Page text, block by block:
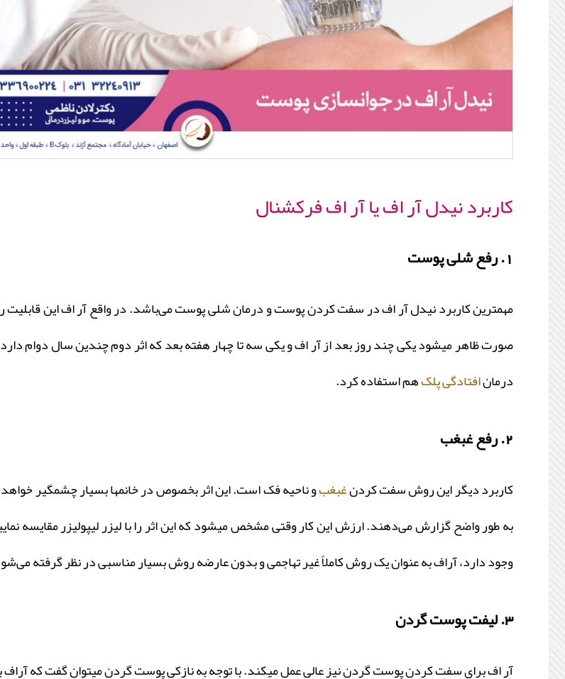
کاربرد نیدل آر اف یا آر اف فرکشنال
1. رفع شلی پوست
مهمترین کاربرد نیدل آر اف در سفت کردن پوست و درمان شلی پوست می‌باشد. در واقع آر اف این قابلیت
صورت ظاهر میشود یکی چند روز بعد از آر اف و یکی سه تا چهار هفته بعد که اثر دوم چندین سال دوام دارد.
درمانافتادگی پلکهم استفاده کرد.
2. رفع غبغب
کاربرد دیگر این روش سفت کردنغبغبو ناحیه فک است. این اثر بخصوص در خانمها بسیار چشمگیر
به طور واضح گزارش می‌دهند. ارزش این کار وقتی مشخص میشود که این اثر را با لیزر لیپولیزر مقایسه
وجود دارد، آراف به عنوان یک روش کاملاً غیر تهاجمی و بدون عارضه روش بسیار مناسبی در نظر گرفته
3. لیفت پوست گردن
آر اف برای سفت کردن پوست گردن نیز عالی عمل میکند. با توجه به نازکی پوست گردن میتوان گفت که